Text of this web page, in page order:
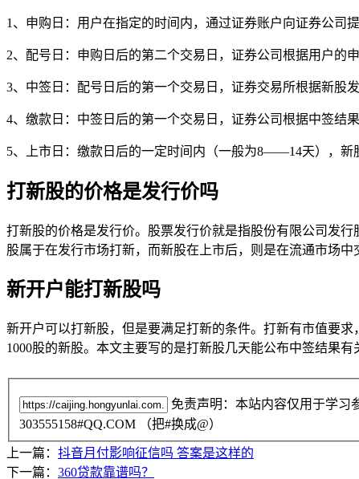
1、申购日：用户在指定的时间内，通过证券账户向证券公司
2、配号日：申购日后的第二个交易日，证券公司根据用户的
3、中签日：配号日后的第一个交易日，证券交易所根据新股
4、缴款日：中签日后的第一个交易日，证券公司根据中签结
5、上市日：缴款日后的一定时间内（一般为8——14天），新
打新股的价格是发行价吗
打新股的价格是发行价。股票发行价就是指股份有限公司发
股属于在发行市场打新，而新股在上市后，则是在流通市场中
新开户能打新股吗
新开户可以打新股，但是要满足打新的条件。打新有市值要
1000股的新股。本文主要写的是打新股几天能公布中签结果有
免责声明：本站内容仅用于学习
303555158#QQ.COM （把#换成@）
上一篇： 抖音月付影响征信吗 答案是这样的
下一篇： 360贷款靠谱吗？